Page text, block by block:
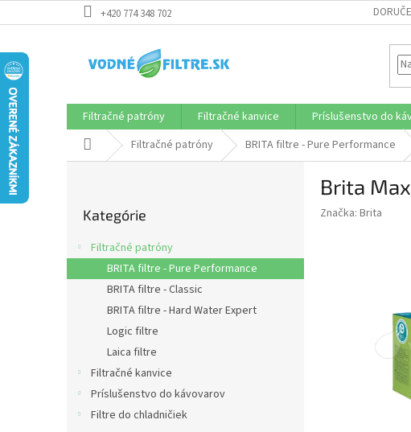
na
+420 774 348 702
Filtračné patróny Filtračné kanvice Príslušenstvo do
DomovFiltračné patróny BRITA filtre - Pure Performance
p
a
kategórie
Kategórie
Filtračné patróny
BRITA filtre - Pure Performance
BRITA filtre - Classic
BRITA filtre - Hard Water Expert
Logic filtre
Laica filtre
Filtračné kanvice
Príslušenstvo do kávovarov
Filtre do chladničiek
Brita
Značka: Brita